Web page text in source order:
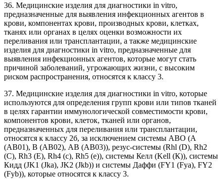
36. Медицинские изделия для диагностики in vitro,
предназначенные для выявления инфекционных агентов в
крови, компонентах крови, производных крови, клетках,
тканях или органах в целях оценки возможности их
переливания или трансплантации, а также медицинские
изделия для диагностики in vitro, предназначенные для
выявления инфекционных агентов, которые могут стать
причиной заболеваний, угрожающих жизни, с высоким
риском распространения, относятся к классу 3.
37. Медицинские изделия для диагностики in vitro, которые
используются для определения групп крови или типов тканей
в целях гарантии иммунологической совместимости крови,
компонентов крови, клеток, тканей или органов,
предназначенных для переливания или трансплантации,
относятся к классу 2б, за исключением системы ABO (А
(АВ01), В (АВ02), АВ (АВ03)), резус-системы (Rhl (D), Rh2
(С), Rh3 (Е), Rh4 (с), Rh5 (е)), системы Келл (Kell (К)), системы
Кидд (JK1 (Jka), JK2 (Jkb)) и системы Даффи (FY1 (Fya), FY2
(Fyb)), которые относятся к классу 3.